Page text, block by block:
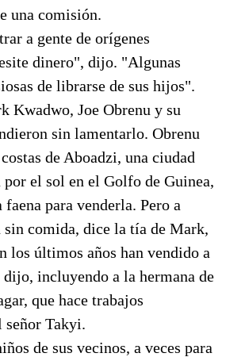
una comisión.
a gente de orígenes
dinero", dijo. "Algunas
de librarse de sus hijos".
Kwadwo, Joe Obrenu y su
sin lamentarlo. Obrenu
de Aboadzi, una ciudad
por el sol en el Golfo de Guinea,
faena para venderla. Pero a
sin comida, dice la tía de Mark,
los últimos años han vendido a
incluyendo a la hermana de
que hace trabajos
señor Takyi.
de sus vecinos, a veces para